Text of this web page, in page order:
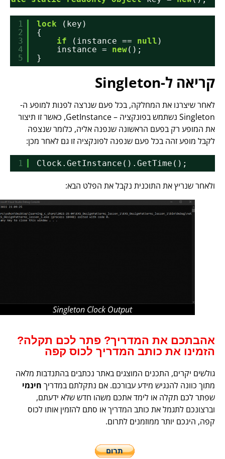
lock
(key)
if
(instance == null
instance = new ();
קריאה ל-Singleton
לאחר שיצרנו את המחלקה, בכל פעם שנרצה לפנות למופע ה-
Singleton נשתמש בפונקציה – GetInstance, כאשר זו תיצור
את המופע רק בפעם הראשונה שנפנה אליה, כלומר שנצפה
לקבל מופע זהה בכל פעם שנפנה לפונקציה זו גם לאחר מכן:
Clock.GetInstance().GetTime();
ולאחר שנריץ את התוכנית נקבל את הפלט הבא:
Singleton Clock Output
אהבתכם את המדריך? פתר לכם תקלה?
הזמינו את כותב המדריך לכוס קפה
גולשים יקרים, התכנים המוצגים באתר נכתבים בהתנדבות מלאה
מתוך כוונה להנגיש מידע עבורכם. אם נתקלתם במדריךחינמי
שפתר לכם תקלה או לימד אתכם משהו חדש שלא ידעתם,
וברצונכם לתגמל את כותב המדריך או סתם להזמין אותו לכוס
קפה, הינכם יותר ממוזמנים לתרום.